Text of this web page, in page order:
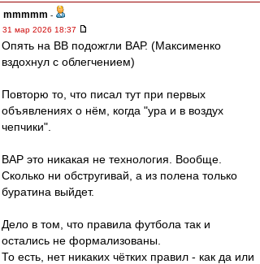
mmmmm -
31 мар 2026 18:37
Опять на ВВ подожгли ВАР. (Максименко
вздохнул с облегчением)
Повторю то, что писал тут при первых
объявлениях о нём, когда "ура и в воздух
чепчики".
ВАР это никакая не технология. Вообще.
Сколько ни обстругивай, а из полена только
буратина выйдет.
Дело в том, что правила футбола так и
остались не формализованы.
То есть, нет никаких чётких правил - как да или